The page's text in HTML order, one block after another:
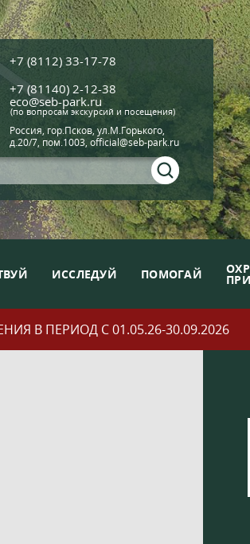
+7 (8112) 33-17-78
+7 (81140) 2-12-38
eco@seb-park.ru
(по вопросам экскурсий и посещения)
Россия, гор.Псков, ул.М.Горького,
д.20/7, пом.1003, official@seb-park.ru
ИССЛЕДУЙ ПОМОГАЙ
В ПЕРИОД С 01.05.26-30.09.2026